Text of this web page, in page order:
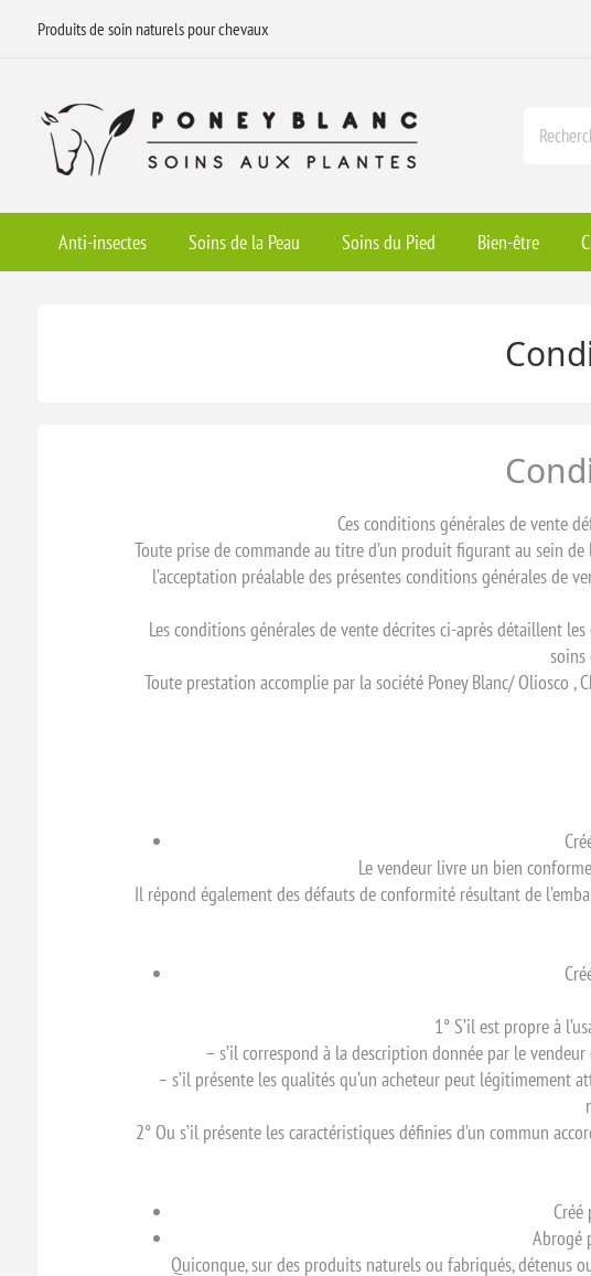
Produits de soin naturels pour chevaux
Anti-insectes Soins de la Peau Soins du Pied Bien-être
Ces conditions générales de vente
Toute prise de commande au titre d’un produit figurant au sein
l’acceptation préalable des présentes conditions générales de
Les conditions générales de vente décrites ci-après détaillent
soins
Toute prestation accomplie par la société Poney Blanc/ Oliosco
Le vendeur livre un bien
Il répond également des défauts de conformité résultant de
1° S’il est propre à
– s’il correspond à la description donnée par le
– s’il présente les qualités qu’un acheteur peut légitimement
2° Ou s’il présente les caractéristiques définies d’un commun
Créé
Abrogé
Quiconque, sur des produits naturels ou fabriqués, détenus